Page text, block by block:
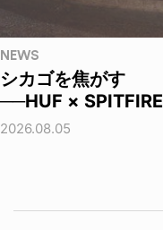
NEWS
シカゴを焦がす
──HUF × SPITFIRE
2026.08.05